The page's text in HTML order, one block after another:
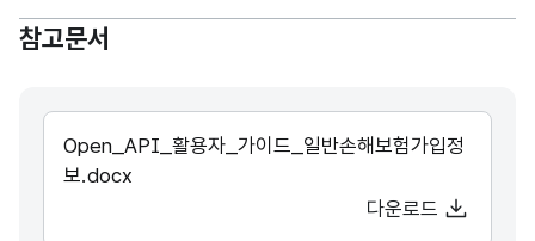
참고문서
Open_API_활용자_가이드_일반손해보험가입정
보.docx
다운로드